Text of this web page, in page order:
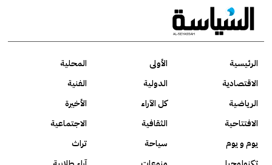
الرئيسية الأولى
المحلية
الاقتصادية
الدولية
الفنية
الرياضية
كل الآراء
الأخيرة
الافتتاحية
الثقافية
الاجتماعية
يوم و يوم
سياحة
تراث